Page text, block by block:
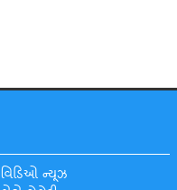
વિડિઓ ન્યૂઝ